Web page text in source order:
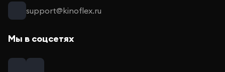
support@kinoflex.ru
Мы в соцсетях